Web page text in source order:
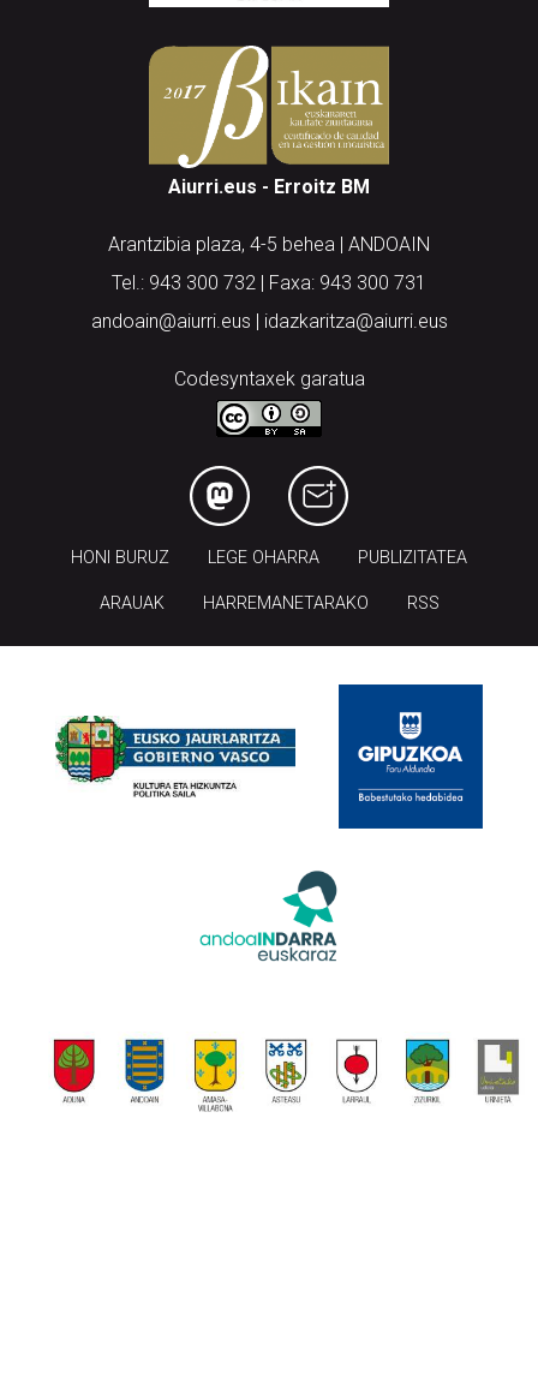
Aiurri.eus - Erroitz BM
Arantzibia plaza, 4-5 behea | ANDOAIN
Tel.: 943 300 732 | Faxa: 943 300 731
andoain@aiurri.eus | idazkaritza@aiurri.eus
Codesyntaxek garatua
HONI BURUZ LEGE OHARRA PUBLIZITATEA
ARAUAK HARREMANETARAKO RSS